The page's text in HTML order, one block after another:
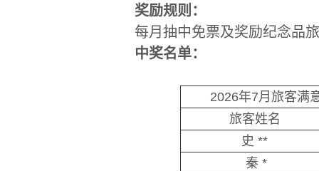
奖励规则：
每月抽中免票及奖励纪念品旅
中奖名单：
2026年7月旅客满
旅客姓名
史 **
秦 *